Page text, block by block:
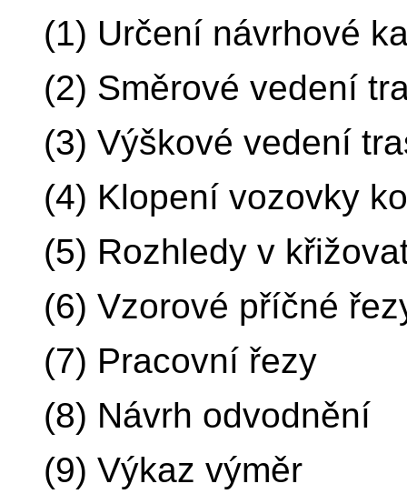
(1) Určení návrhové
(2) Směrové vedení
(3) Výškové vedení
(4) Klopení vozovky
(5) Rozhledy v
(6) Vzorové příčné
(7) Pracovní řezy
(8) Návrh odvodnění
(9) Výkaz výměr